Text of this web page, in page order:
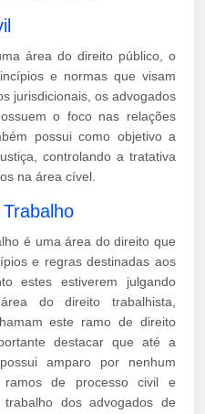
área do direito público, o
e normas que visam
jurisdicionais, os advogados
o foco nas relações
possui como objetivo a
controlando a tratativa
na área cível.
é uma área do direito que
e regras destinadas aos
estes estiverem julgando
do direito trabalhista,
este ramo de direito
destacar que até a
amparo por nenhum
ramos de processo civil e
dos advogados de